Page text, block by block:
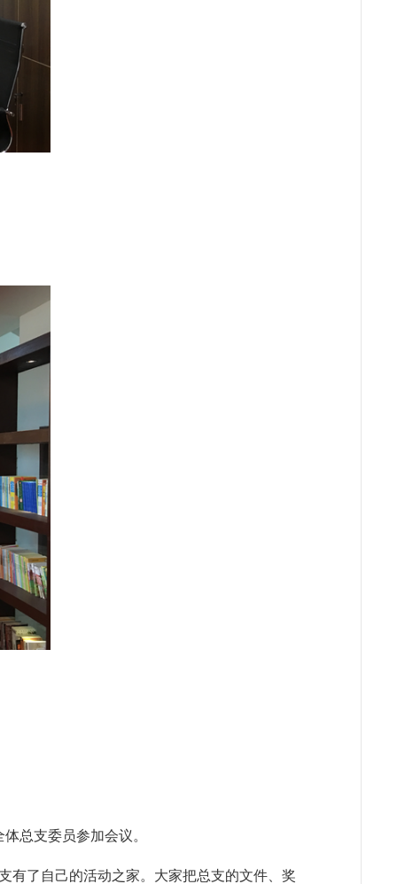
总支委员参加会议。
有了自己的活动之家。大家把总支的文件、奖